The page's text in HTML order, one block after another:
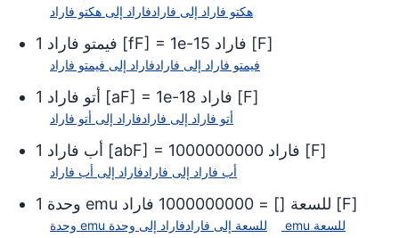
هكتو فاراد إلى فارادفاراد إلى هكتو فاراد
1 فيمتو فاراد [fF] = 1e-15 فاراد [F]
فيمتو فاراد إلى فارادفاراد إلى فيمتو فاراد
1 أتو فاراد [aF] = 1e-18 فاراد [F]
أتو فاراد إلى فارادفاراد إلى أتو فاراد
1 أب فاراد [abF] = 1000000000 فاراد [F]
أب فاراد إلى فارادفاراد إلى أب فاراد
1 وحدة emu للسعة [
] =
1000000000 فاراد [F]
وحدة emu للسعة إلى فارادفاراد إلى وحدة emu للسعة